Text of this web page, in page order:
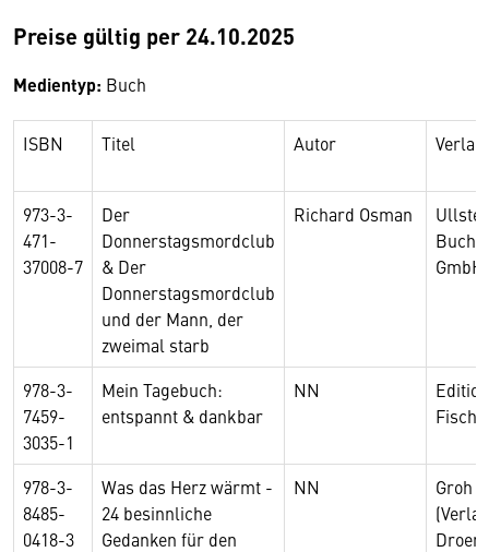
Preise gültig per 24.10.2025
Medientyp: Buch
ISBN Titel Autor Verlag
973-3-
471-
37008-7
Der
Donnerstagsmordclub
& Der
Donnerstagsmordclub
und der Mann, der
zweimal starb
Richard Osman
GmbH
978-3-
7459-
3035-1
Mein Tagebuch:
entspannt & dankbar
NN
978-3-
8485-
0418-3
Was das Herz wärmt -
24 besinnliche
Gedanken für den
NN
Groh